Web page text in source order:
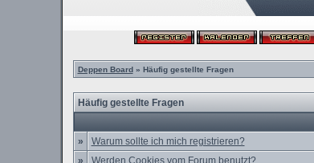
Deppen Board» Häufig gestellte Fragen
Häufig gestellte Fragen
»
Warum sollte ich mich registrieren?
»
Werden Cookies vom Forum benutzt?